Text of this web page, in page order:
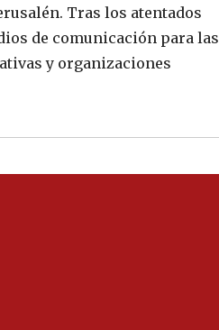
Tras los atentados
de comunicación para las
y organizaciones